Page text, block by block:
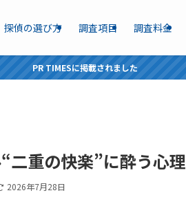
探偵の選び方 調査項目 調査料金
PR TIMESに掲載されました
二重の快楽”に酔う心理
2026年7月28日